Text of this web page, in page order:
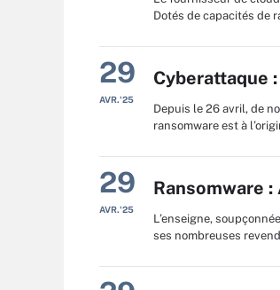
Dotés de capacités de
29
AVR.'25
Cyberattaque
Depuis le 26 avril, de
ransomware est à
29
AVR.'25
Ransomware
L’enseigne,
ses nombreuses